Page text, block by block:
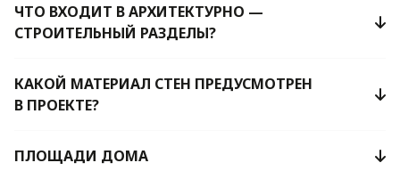
ЧТО ВХОДИТ В АРХИТЕКТУРНО —
СТРОИТЕЛЬНЫЙ РАЗДЕЛЫ?
КАКОЙ МАТЕРИАЛ СТЕН ПРЕДУСМОТРЕН
В ПРОЕКТЕ?
ПЛОЩАДИ ДОМА